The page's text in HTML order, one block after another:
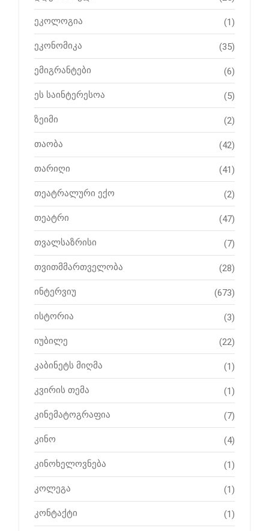
ეკოლოგია (1)
ეკონომიკა (35)
ემიგრანტები (6)
ეს საინტერესოა (5)
ზეიმი (2)
თაობა (42)
თარიღი (41)
თეატრალური ექო (2)
თეატრი (47)
თვალსაზრისი (7)
თვითმმართველობა (28)
ინტერვიუ (673)
ისტორია (3)
იუბილე (22)
კაბინეტს მიღმა (1)
კვირის თემა (1)
კინემატოგრაფია (7)
კინო (4)
კინოხელოვნება (1)
კოლეგა (1)
კონტაქტი (1)